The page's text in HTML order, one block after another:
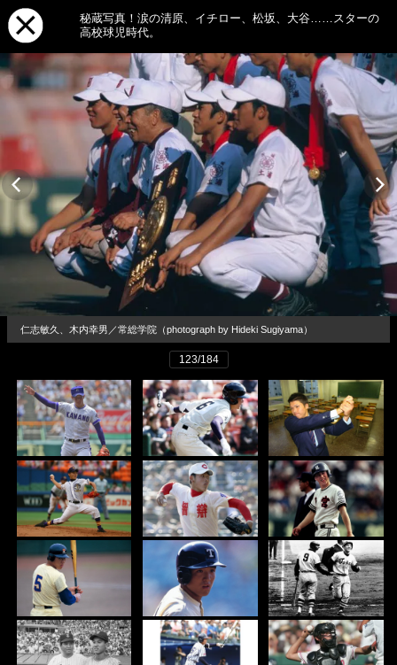
秘蔵写真！涙の清原、イチロー、松坂、大谷……スターの
高校球児時代。
仁志敏久、木内幸男／常総学院（photograph by Hideki Sugiyama）
123/184